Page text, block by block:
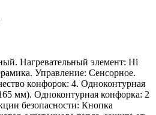
Нагревательный элемент: Hi
Управление: Сенсорное.
конфорок: 4. Одноконтурная
мм). Одноконтурная конфорка: 2
безопасности: Кнопка